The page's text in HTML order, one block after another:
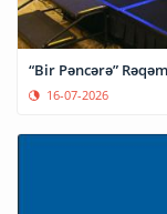
“Bir Pəncərə”
16-07-2026